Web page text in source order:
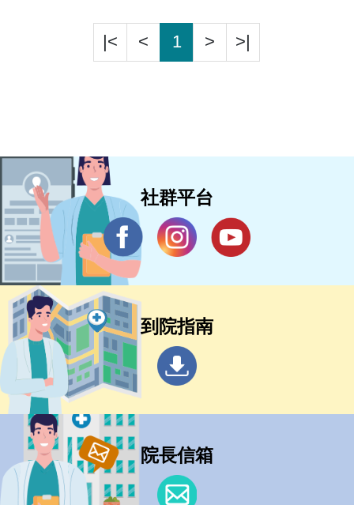
|< < 1 > >|
社群平台
到院指南
院長信箱